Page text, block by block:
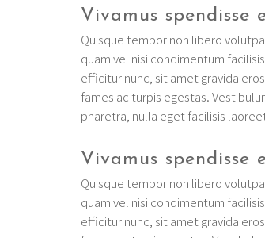
Vivamus
Quisque tempor non libero
quam vel nisi condimentum
efficitur nunc, sit amet gravida
fames ac turpis egestas.
pharetra, nulla eget facilisis
Vivamus
Quisque tempor non libero
quam vel nisi condimentum
efficitur nunc, sit amet gravida